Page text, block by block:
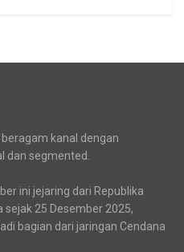
kanal dengan
dan segmented.
ini jejaring dari Republika
25 Desember 2025,
bagian dari jaringan Cendana